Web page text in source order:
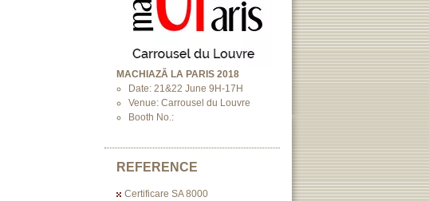
MACHIAZĂ LA PARIS 2018
Date: 21&22 June 9H-17H
Venue: Carrousel du Louvre
Booth No.:
REFERENCE
Certificare SA 8000